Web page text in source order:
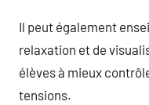
Il peut également
relaxation et de
élèves à mieux
tensions.